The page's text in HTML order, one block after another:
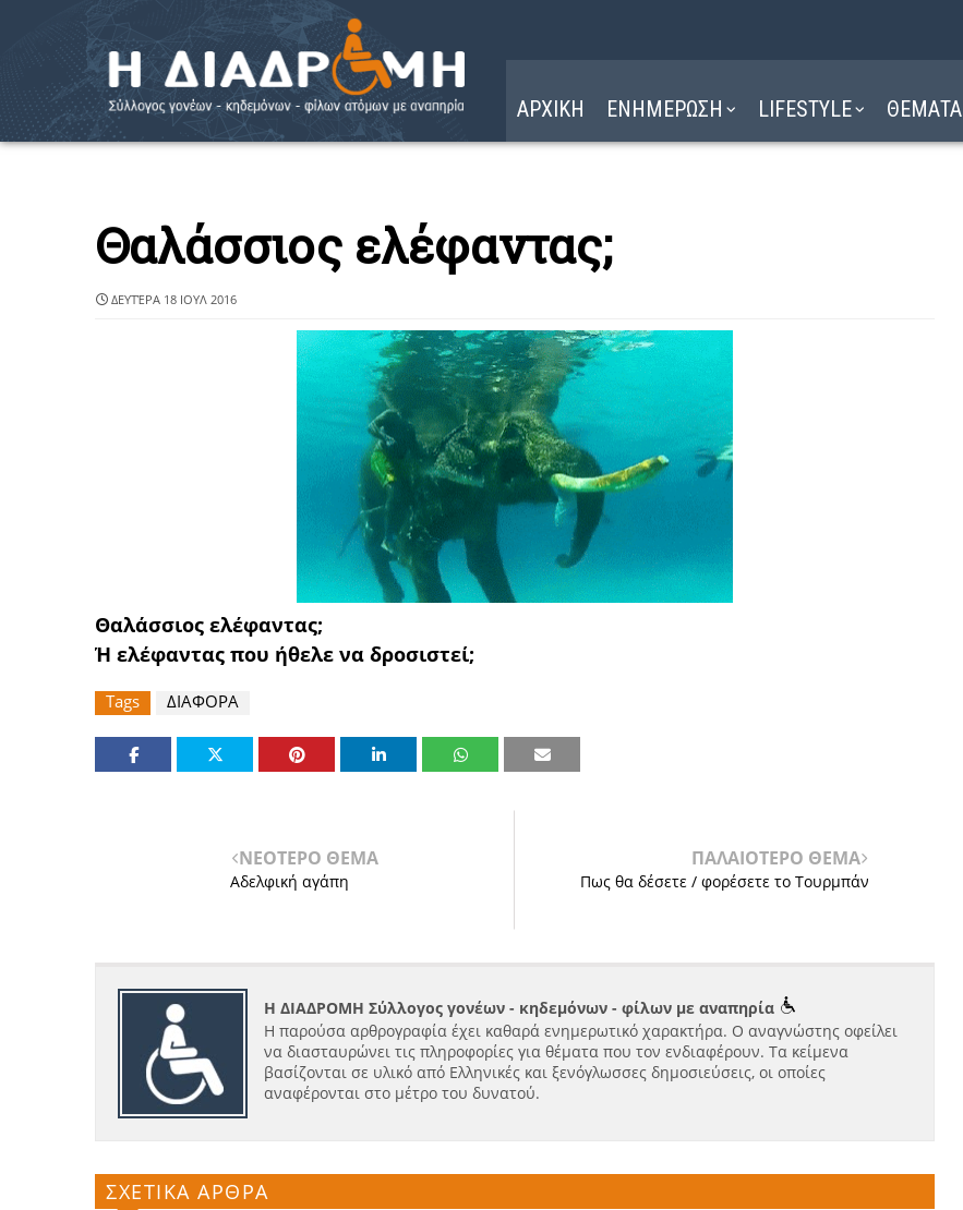
ΑΡΧΙΚΗ ΕΝΗΜΕΡΩΣΗ LIFESTYLE ΘΕΜΑΤΑ
Θαλάσσιος ελέφαντας;
ΔΕΥΤΈΡΑ 18 ΙΟΥΛ 2016
Θαλάσσιος ελέφαντας;
Ή ελέφαντας που ήθελε να δροσιστεί;
Tags ΔΙΑΦΟΡΑ
ΝΕΟΤΕΡΟ ΘΕΜΑ
Αδελφική αγάπη
ΠΑΛΑΙΟΤΕΡΟ ΘΕΜΑ
Πως θα δέσετε / φορέσετε το Τουρμπάν
Η ΔΙΑΔΡΟΜΗ Σύλλογος γονέων - κηδεμόνων - φίλων με αναπηρία
Η παρούσα αρθρογραφία έχει καθαρά ενημερωτικό χαρακτήρα. Ο αναγνώστης οφείλει
να διασταυρώνει τις πληροφορίες για θέματα που τον ενδιαφέρουν. Τα κείμενα
βασίζονται σε υλικό από Ελληνικές και ξενόγλωσσες δημοσιεύσεις, οι οποίες
αναφέρονται στο μέτρο του δυνατού.
ΣΧΕΤΙΚΑ ΑΡΘΡΑ